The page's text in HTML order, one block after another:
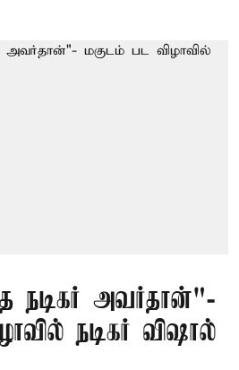
நடிகர் அவர்தான்"-
நடிகர் விஷால்